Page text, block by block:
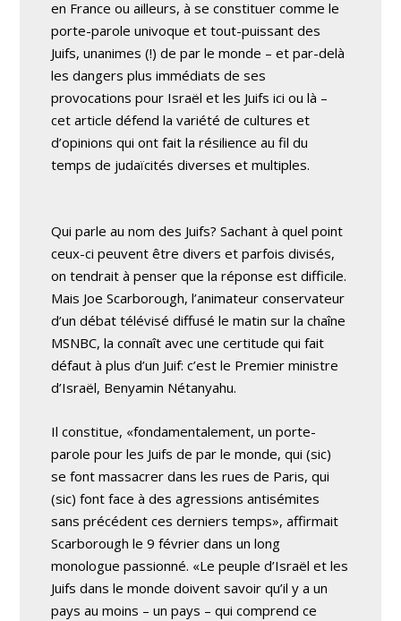
en France ou ailleurs, à se constituer comme le
porte-parole univoque et tout-puissant des
Juifs, unanimes (!) de par le monde – et par-delà
les dangers plus immédiats de ses
provocations pour Israël et les Juifs ici ou là –
cet article défend la variété de cultures et
d’opinions qui ont fait la résilience au fil du
temps de judaïcités diverses et multiples.
Qui parle au nom des Juifs? Sachant à quel point
ceux-ci peuvent être divers et parfois divisés,
on tendrait à penser que la réponse est difficile.
Mais Joe Scarborough, l’animateur conservateur
d’un débat télévisé diffusé le matin sur la chaîne
MSNBC, la connaît avec une certitude qui fait
défaut à plus d’un Juif: c’est le Premier ministre
d’Israël, Benyamin Nétanyahu.
Il constitue, «fondamentalement, un porte-
parole pour les Juifs de par le monde, qui (sic)
se font massacrer dans les rues de Paris, qui
(sic) font face à des agressions antisémites
sans précédent ces derniers temps», affirmait
Scarborough le 9 février dans un long
monologue passionné. «Le peuple d’Israël et les
Juifs dans le monde doivent savoir qu’il y a un
pays au moins – un pays – qui comprend ce